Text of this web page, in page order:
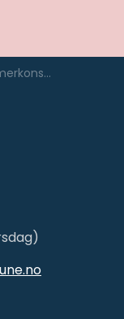
2020